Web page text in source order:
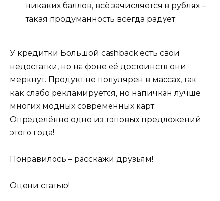
никаких баллов, всё зачисляется в рублях –
такая продуманность всегда радует
У кредитки Большой cashback есть свои
недостатки, но на фоне её достоинств они
меркнут. Продукт не популярен в массах, так
как слабо рекламируется, но напичкан лучше
многих модных современных карт.
Определённо одно из топовых предложений
этого года!
Понравилось – расскажи друзьям!
Оцени статью!